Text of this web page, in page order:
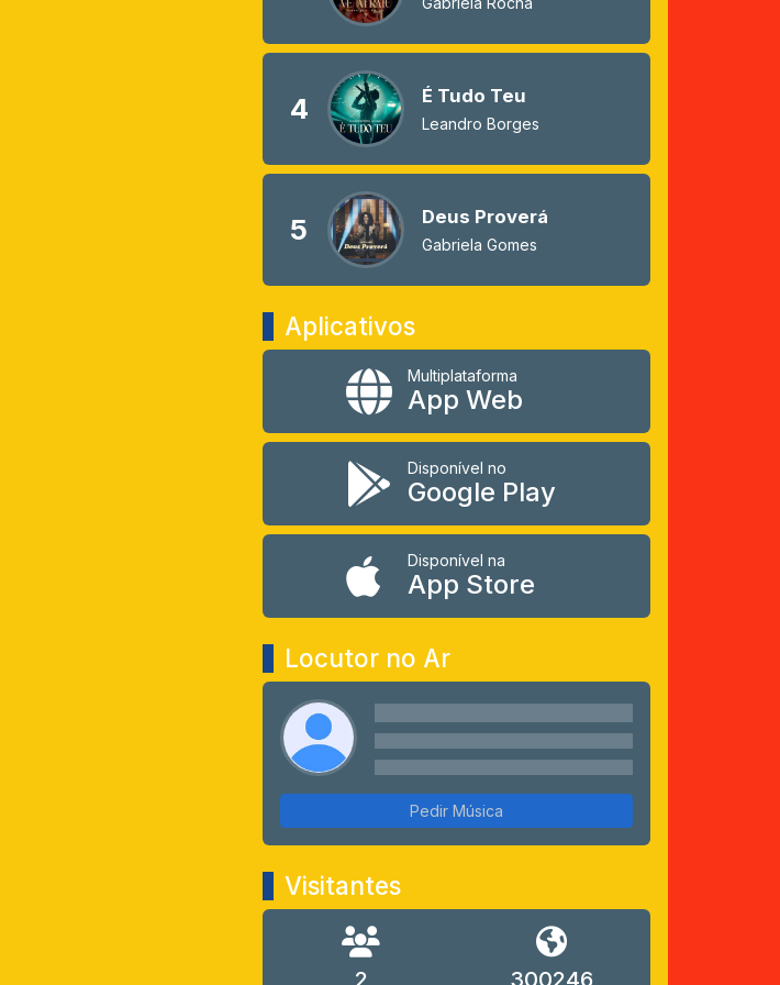
4 É Tudo Teu
Leandro Borges
5 Deus Proverá
Gabriela Gomes
Aplicativos
Multiplataforma
App Web
Disponível no
Google Play
Disponível na
App Store
Locutor no Ar
Pedir Música
Visitantes
2 300246